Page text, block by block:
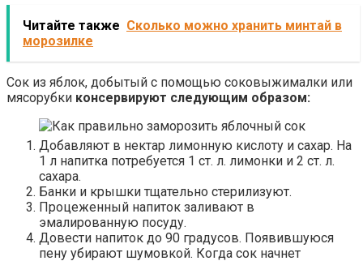
Читайте также Сколько можно хранить минтай в
морозилке
Сок из яблок, добытый с помощью соковыжималки или
мясорубки консервируют следующим образом:
Добавляют в нектар лимонную кислоту и сахар. На
1 л напитка потребуется 1 ст. л. лимонки и 2 ст. л.
сахара.
Банки и крышки тщательно стерилизуют.
Процеженный напиток заливают в
эмалированную посуду.
Довести напиток до 90 градусов. Появившуюся
пену убирают шумовкой. Когда сок начнет